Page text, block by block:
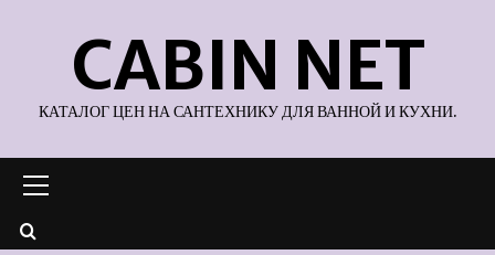
содержимомуCABIN NET
КАТАЛОГ ЦЕН НА САНТЕХНИКУ ДЛЯ ВАННОЙ И КУХНИ.
меню